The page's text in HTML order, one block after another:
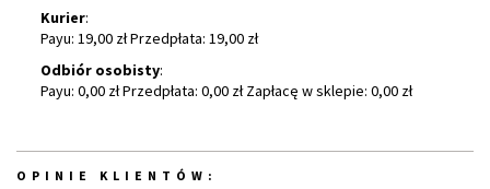
Kurier:
Payu: 19,00 zł Przedpłata: 19,00 zł
Odbiór osobisty:
Payu: 0,00 zł Przedpłata: 0,00 zł Zapłacę w sklepie: 0,00 zł
OPINIE KLIENTÓW: